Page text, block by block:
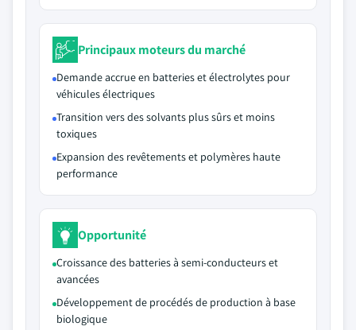
Principaux moteurs du marché
Demande accrue en batteries et électrolytes pour
véhicules électriques
Transition vers des solvants plus sûrs et moins
toxiques
Expansion des revêtements et polymères haute
performance
Opportunité
Croissance des batteries à semi-conducteurs et
avancées
Développement de procédés de production à base
biologique